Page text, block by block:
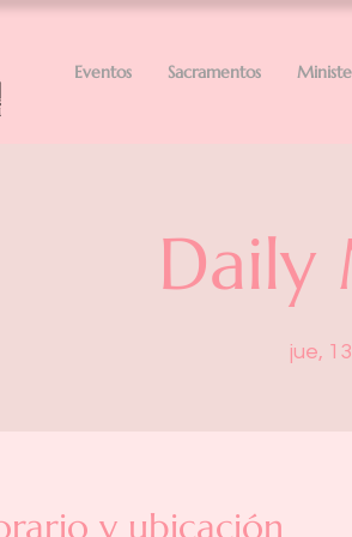
Eventos Sacramentos
Daily
jue,
y ubicación